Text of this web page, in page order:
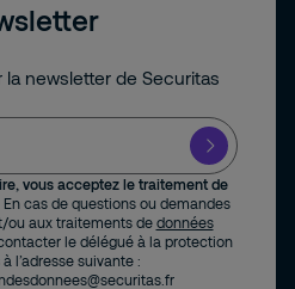
la newsletter de Securitas
vous acceptez le traitement de
. En cas de questions ou demandes
ou aux traitements de données
le délégué à la protection
l’adresse suivante :